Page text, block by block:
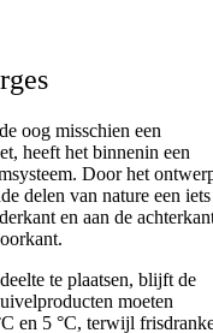
oog misschien een
, heeft het binnenin een
. Door het
delen van nature een iets
en aan de
.
te plaatsen, blijft de
moeten
en 5 °C, terwijl